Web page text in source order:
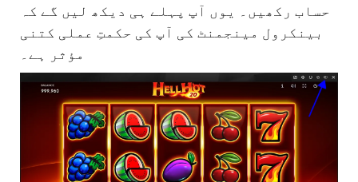
حساب رکھیں۔ یوں آپ پہلے ہی دیکھ لیں گے کہ
بینکرول مینجمنٹ کی آپ کی حکمتِ عملی کتنی
مؤثر ہے۔